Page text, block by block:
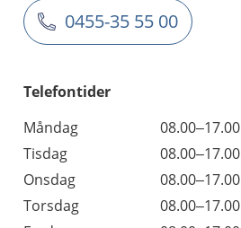
0455-35 55 00
Telefontider
Måndag
08.00–17.00
Tisdag
08.00–17.00
Onsdag
08.00–17.00
Torsdag
08.00–17.00